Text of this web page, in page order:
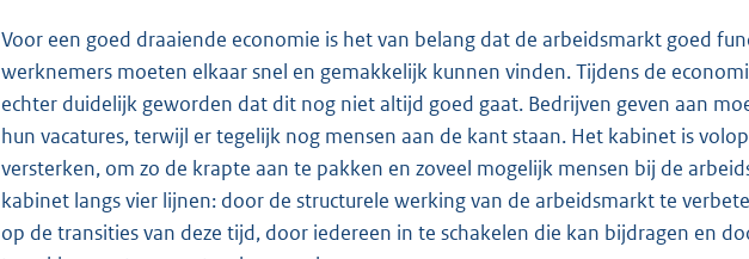
8
3
K
b
Voor een goed draaiende economie is het van belang dat de arbeidsmarkt goed
werknemers moeten elkaar snel en gemakkelijk kunnen vinden. Tijdens de
echter duidelijk geworden dat dit nog niet altijd goed gaat. Bedrijven geven aan
hun vacatures, terwijl er tegelijk nog mensen aan de kant staan. Het kabinet is
versterken, om zo de krapte aan te pakken en zoveel mogelijk mensen bij de
kabinet langs vier lijnen: door de structurele werking van de arbeidsmarkt te
op de transities van deze tijd, door iedereen in te schakelen die kan bijdragen en